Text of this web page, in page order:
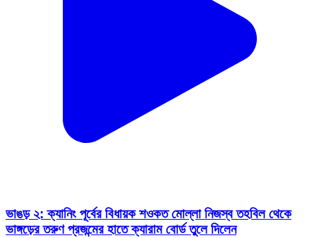
ভাঙড় ২: ক্যানিং পূর্বের বিধায়ক শওকত মোল্লা নিজস্ব তহবিল থেকে
ভাঙ্গড়ের তরুণ প্রজন্মের হাতে ক্যারাম বোর্ড তুলে দিলেন